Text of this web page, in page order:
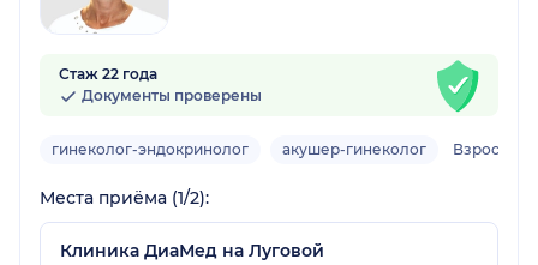
Стаж 22 года
Документы проверены
гинеколог-эндокринолог акушер-гинеколог Взрослый
Места приёма (1/2):
Клиника ДиаМед на Луговой